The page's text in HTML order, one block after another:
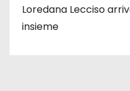
Loredana Lecciso
insieme